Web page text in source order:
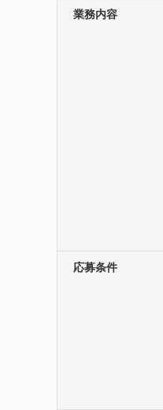
業務内容
応募条件